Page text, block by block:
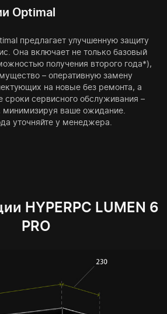
Optimal
предлагает улучшенную защиту
Она включает не только базовый
получения второго года*),
– оперативную замену
на новые без ремонта, а
сервисного обслуживания –
минимизируя ваше ожидание.
уточняйте у менеджера.
HYPERPC LUMEN 6
PRO